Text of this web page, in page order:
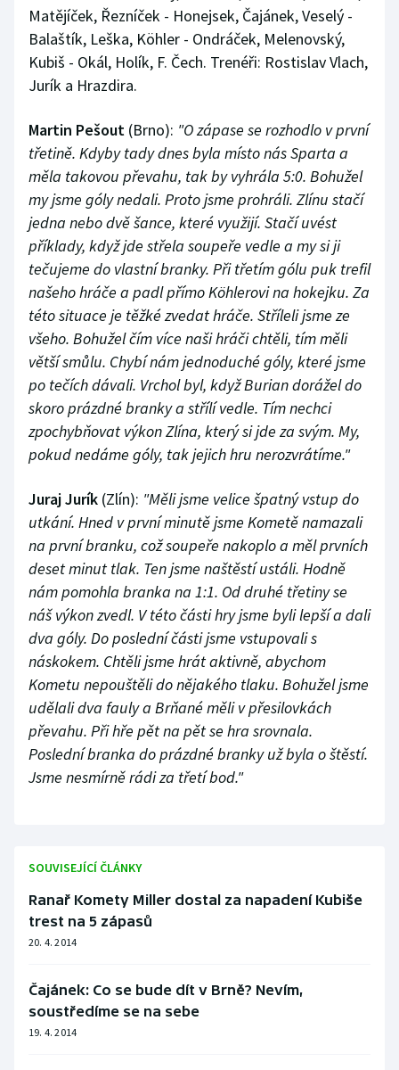
Matějíček, Řezníček - Honejsek, Čajánek, Veselý -
Balaštík, Leška, Köhler - Ondráček, Melenovský,
Kubiš - Okál, Holík, F. Čech. Trenéři: Rostislav Vlach,
Jurík a Hrazdira.
Martin Pešout (Brno): "O zápase se rozhodlo v první
třetině. Kdyby tady dnes byla místo nás Sparta a
měla takovou převahu, tak by vyhrála 5:0. Bohužel
my jsme góly nedali. Proto jsme prohráli. Zlínu stačí
jedna nebo dvě šance, které využijí. Stačí uvést
příklady, když jde střela soupeře vedle a my si ji
tečujeme do vlastní branky. Při třetím gólu puk trefil
našeho hráče a padl přímo Köhlerovi na hokejku. Za
této situace je těžké zvedat hráče. Stříleli jsme ze
všeho. Bohužel čím více naši hráči chtěli, tím měli
větší smůlu. Chybí nám jednoduché góly, které jsme
po tečích dávali. Vrchol byl, když Burian dorážel do
skoro prázdné branky a střílí vedle. Tím nechci
zpochybňovat výkon Zlína, který si jde za svým. My,
pokud nedáme góly, tak jejich hru nerozvrátíme."
Juraj Jurík (Zlín): "Měli jsme velice špatný vstup do
utkání. Hned v první minutě jsme Kometě namazali
na první branku, což soupeře nakoplo a měl prvních
deset minut tlak. Ten jsme naštěstí ustáli. Hodně
nám pomohla branka na 1:1. Od druhé třetiny se
náš výkon zvedl. V této části hry jsme byli lepší a dali
dva góly. Do poslední části jsme vstupovali s
náskokem. Chtěli jsme hrát aktivně, abychom
Kometu nepouštěli do nějakého tlaku. Bohužel jsme
udělali dva fauly a Brňané měli v přesilovkách
převahu. Při hře pět na pět se hra srovnala.
Poslední branka do prázdné branky už byla o štěstí.
Jsme nesmírně rádi za třetí bod."
SOUVISEJÍCÍ ČLÁNKY
Ranař Komety Miller dostal za napadení Kubiše
trest na 5 zápasů
20. 4. 2014
Čajánek: Co se bude dít v Brně? Nevím,
soustředíme se na sebe
19. 4. 2014